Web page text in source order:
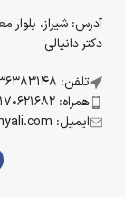
آدرس: شیراز، بلوار
دکتر دانیالی
تلفن: 07136383148
همراه: 09170621682
ایمیل: info@drdanyali.com